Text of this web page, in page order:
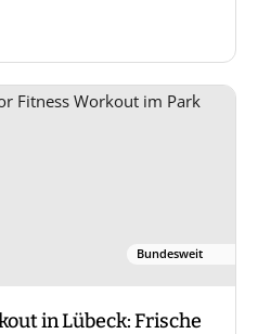
Bundesweit
in Lübeck: Frische